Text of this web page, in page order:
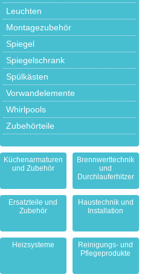
Leuchten
Montagezubehör
Spiegel
Spiegelschrank
Spülkästen
Vorwandelemente
Whirlpools
Zubehörteile
Küchenarmaturen
und Zubehör
Brennwerttechnik
und
Durchlauferhitzer
Ersatzteile und
Zubehör
Haustechnik und
Installation
Heizsysteme
Reinigungs- und
Pflegeprodukte